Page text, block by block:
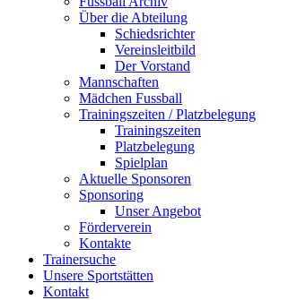
Über die Abteilung
Schiedsrichter
Vereinsleitbild
Der Vorstand
Mannschaften
Mädchen Fussball
Trainingszeiten / Platzbelegung
Trainingszeiten
Platzbelegung
Spielplan
Aktuelle Sponsoren
Sponsoring
Unser Angebot
Förderverein
Kontakte
Trainersuche
Unsere Sportstätten
Kontakt